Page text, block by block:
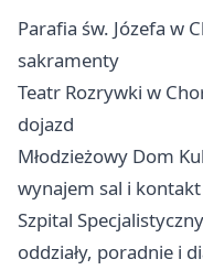
Parafia św. Józefa w
sakramenty
Teatr Rozrywki w
dojazd
Młodzieżowy Dom
wynajem sal i kontakt
Szpital
oddziały, poradnie i